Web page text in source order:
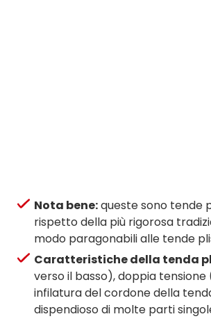
Nota bene:queste sono tende
rispetto della più rigorosa
modo paragonabili alle tende
Caratteristiche della tenda
verso il basso), doppia
infilatura del cordone della
dispendioso di molte parti